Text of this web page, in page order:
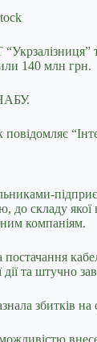
140 млн грн.
складу
компаніям.
та штучно